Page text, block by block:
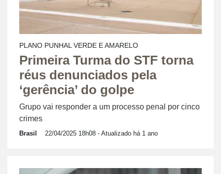
PLANO PUNHAL VERDE E AMARELO
Primeira Turma do STF torna
réus denunciados pela
‘gerência’ do golpe
Grupo vai responder a um processo penal por cinco
crimes
Brasil 22/04/2025 18h08 - Atualizado há 1 ano